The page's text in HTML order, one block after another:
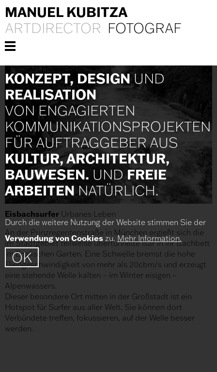
MANUEL KUBITZA
ARTDIRECTOR FOTOGRAF
KONZEPT, DESIGNUND
REALISATION
VON ENGAGIERTEN
KOMMUNIKATIONS­PROJEKTEN
FÜR AUFTRAGGEBER AUS
KULTUR, ARCHITEKTUR,
BAUWESEN. UND FREIE
ARBEITEN NATÜRLICH.
Durch die weitere Nutzung der Website stimmen Sie der
Verwendung von Cookies zu. Mehr Information.
OK
Eisbachsurfer Urbanes Leben
An der Prinzregentenstraße in München ergießt sich die
im Stadtgebiet teilweise übertunnelte Isar in ihr Bachbett
im Englischen Garten. Eine Schwelle bremst die hohe
Fließgeschwindigkeit von mehr als 20cbm/s und erzeugt
eine stehende Welle kalten – im Winter eisigen –
Alpenwassers.
Dieser besondere Ort mitten in der Großstadt ist ein
Hotspot für Surfer aus aller Welt. Sie können dort
Verbündete treffen, fokussieren, auf der Welle besser
werden.